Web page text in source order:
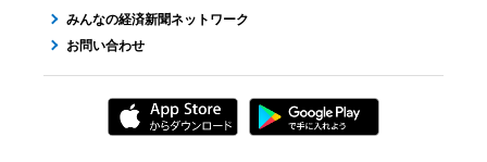
みんなの経済新聞ネットワーク
お問い合わせ